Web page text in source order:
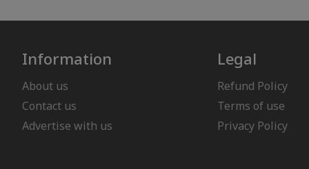
Information
About us
Contact us
Advertise with us
Legal
Refund Policy
Terms of use
Privacy Policy